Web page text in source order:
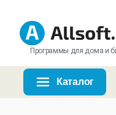
Программы для дома и
Каталог